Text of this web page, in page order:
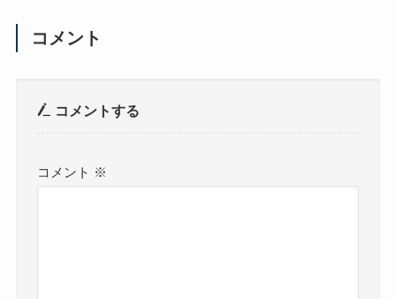
コメント
コメントする
コメント ※